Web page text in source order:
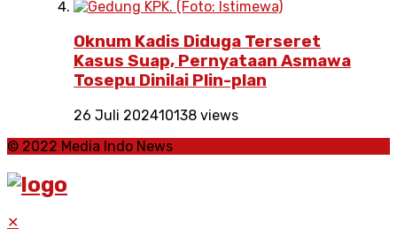
Oknum Kadis Diduga Terseret
Kasus Suap, Pernyataan Asmawa
Tosepu Dinilai Plin-plan
26 Juli 202410138 views
© 2022 Media Indo News
✕